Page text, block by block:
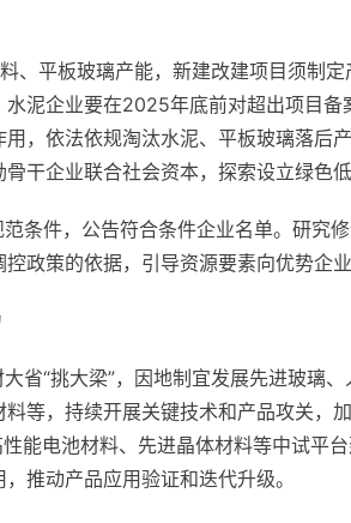
、平板玻璃产能，新建改建项目须制
泥企业要在2025年底前对超出项目
，依法依规淘汰水泥、平板玻璃落后
干企业联合社会资本，探索设立绿色
条件，公告符合条件企业名单。研究
政策的依据，引导资源要素向优势企
省“挑大梁”，因地制宜发展先进玻璃
等，持续开展关键技术和产品攻关
电池材料、先进晶体材料等中试平
推动产品应用验证和迭代升级。